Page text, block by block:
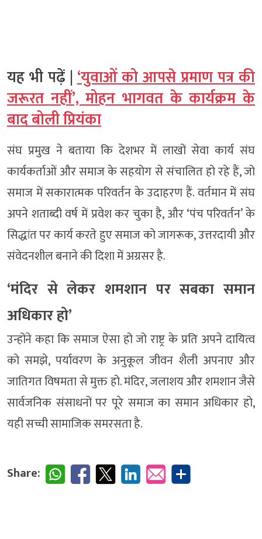
यह भी पढ़ें |‘युवाओं को आपसे प्रमाण पत्र की
जरूरत नहीं’, मोहन भागवत के कार्यक्रम के
बाद बोली प्रियंका
संघ प्रमुख ने बताया कि देशभर में लाखों सेवा कार्य संघ
कार्यकर्ताओं और समाज के सहयोग से संचालित हो रहे हैं, जो
समाज में सकारात्मक परिवर्तन के उदाहरण हैं. वर्तमान में संघ
अपने शताब्दी वर्ष में प्रवेश कर चुका है, और ‘पंच परिवर्तन’ के
सिद्धांत पर कार्य करते हुए समाज को जागरूक, उत्तरदायी और
संवेदनशील बनाने की दिशा में अग्रसर है.
‘मंदिर से लेकर शमशान पर सबका समान
अधिकार हो’
उन्होंने कहा कि समाज ऐसा हो जो राष्ट्र के प्रति अपने दायित्व
को समझे, पर्यावरण के अनुकूल जीवन शैली अपनाए और
जातिगत विषमता से मुक्त हो. मंदिर, जलाशय और शमशान जैसे
सार्वजनिक संसाधनों पर पूरे समाज का समान अधिकार हो,
यही सच्ची सामाजिक समरसता है.
Share: